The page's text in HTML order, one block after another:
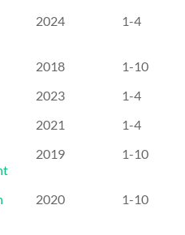
2024 1-4
2018 1-10
2023 1-4
2021 1-4
2019 1-10
2020 1-10